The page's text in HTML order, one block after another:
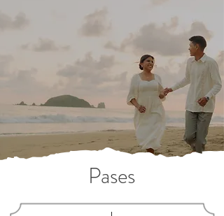
Pases